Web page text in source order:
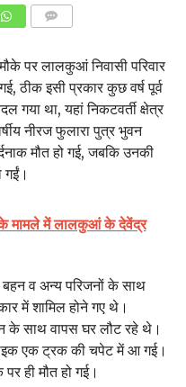
पर लालकुआं निवासी परिवार
ठीक इसी प्रकार कुछ वर्ष पूर्व
गया था, यहां निकटवर्ती क्षेत्र
नीरज फुलारा पुत्र भुवन
मौत हो गई, जबकि उनकी
गईं।
के मामले में लालकुआं के देवेंद्र
बहन व अन्य परिजनों के साथ
में शामिल होने गए थे।
के साथ वापस घर लौट रहे थे।
एक ट्रक की चपेट में आ गई।
ही मौत हो गई।